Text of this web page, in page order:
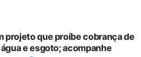
projeto que proíbe cobrança de
e esgoto; acompanhe